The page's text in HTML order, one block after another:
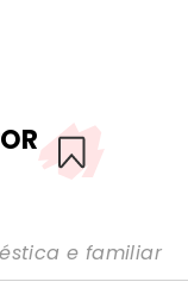
e familiar